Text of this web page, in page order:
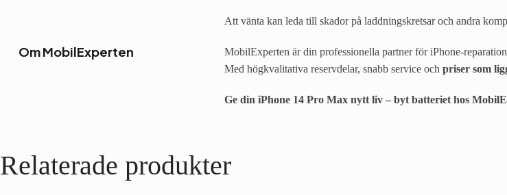
Att vänta kan leda till skador på laddningskretsar och andra
Om MobilExperten
MobilExperten är din professionella partner för iPhone-
Med högkvalitativa reservdelar, snabb service och priser som
Ge din iPhone 14 Pro Max nytt liv – byt batteriet hos
Relaterade produkter